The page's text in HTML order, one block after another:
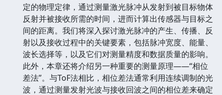
定的物理定律，通过测量激光脉冲从发射到被目标物体
反射并被接收所需的时间，进而计算出传感器与目标之
间的距离。我们将深入探讨激光脉冲的产生、传播、反
射以及接收过程中的关键要素，包括脉冲宽度、能量、
波长选择等，以及它们对测量精度和数据质量的影响。
此外，本章还将介绍另一种重要的测量原理——“相位
差法”。与ToF法相比，相位差法通常利用连续调制的光
波，通过测量发射光波与接收回波之间的相位差来确定